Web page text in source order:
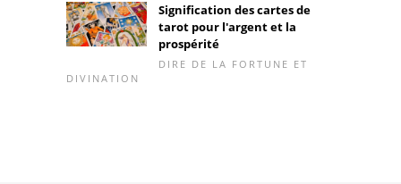
Signification des cartes de
tarot pour l'argent et la
prospérité
DIRE DE LA FORTUNE ET
DIVINATION